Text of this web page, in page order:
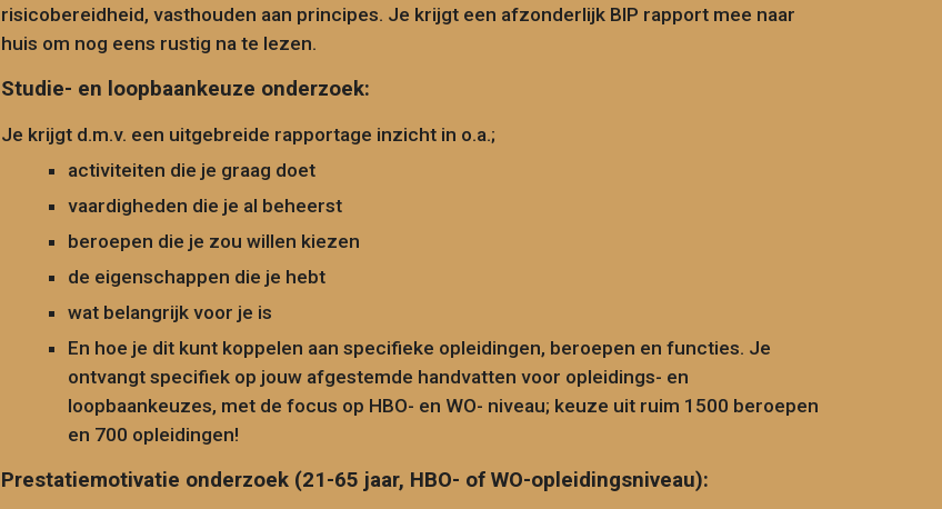
risicobereidheid, vasthouden aan principes. Je krijgt een afzonderlijk BIP rapport mee naar
huis om nog eens rustig na te lezen.
Studie- en loopbaankeuze onderzoek:
Je krijgt d.m.v. een uitgebreide rapportage inzicht in o.a.;
activiteiten die je graag doet
vaardigheden die je al beheerst
beroepen die je zou willen kiezen
de eigenschappen die je hebt
wat belangrijk voor je is
En hoe je dit kunt koppelen aan specifieke opleidingen, beroepen en functies. Je
ontvangt specifiek op jouw afgestemde handvatten voor opleidings- en
loopbaankeuzes, met de focus op HBO- en WO- niveau; keuze uit ruim 1500 beroepen
en 700 opleidingen!
Prestatiemotivatie onderzoek (21-65 jaar, HBO- of WO-opleidingsniveau):